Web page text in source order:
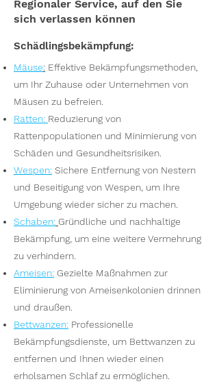
Regionaler Service, auf den Sie
sich verlassen können
Schädlingsbekämpfung:
Mäuse: Effektive Bekämpfungsmethoden,
um Ihr Zuhause oder Unternehmen von
Mäusen zu befreien.
Ratten: Reduzierung von
Rattenpopulationen und Minimierung von
Schäden und Gesundheitsrisiken.
Wespen: Sichere Entfernung von Nestern
und Beseitigung von Wespen, um Ihre
Umgebung wieder sicher zu machen.
Schaben: Gründliche und nachhaltige
Bekämpfung, um eine weitere Vermehrung
zu verhindern.
Ameisen: Gezielte Maßnahmen zur
Eliminierung von Ameisenkolonien drinnen
und draußen.
Bettwanzen: Professionelle
Bekämpfungsdienste, um Bettwanzen zu
entfernen und Ihnen wieder einen
erholsamen Schlaf zu ermöglichen.